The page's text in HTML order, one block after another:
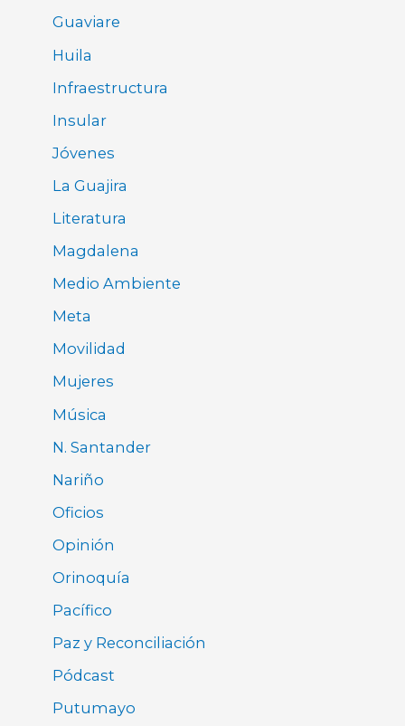
Guaviare
Huila
Infraestructura
Insular
Jóvenes
La Guajira
Literatura
Magdalena
Medio Ambiente
Meta
Movilidad
Mujeres
Música
N. Santander
Nariño
Oficios
Opinión
Orinoquía
Pacífico
Paz y Reconciliación
Pódcast
Putumayo